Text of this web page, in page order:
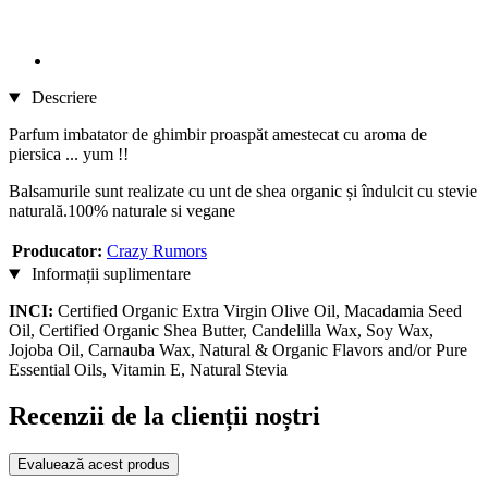
Descriere
Parfum imbatator de ghimbir proaspăt amestecat cu aroma de
piersica ... yum !!
Balsamurile sunt realizate cu unt de shea organic și îndulcit cu stevie
naturală.100% naturale si vegane
Producator: Crazy Rumors
Informații suplimentare
INCI: Certified Organic Extra Virgin Olive Oil, Macadamia Seed
Oil, Certified Organic Shea Butter, Candelilla Wax, Soy Wax,
Jojoba Oil, Carnauba Wax, Natural & Organic Flavors and/or Pure
Essential Oils, Vitamin E, Natural Stevia
Recenzii de la clienții noștri
Evaluează acest produs